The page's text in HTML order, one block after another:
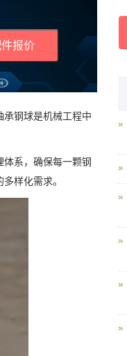
报价
钢球是机械工程中
系，确保每一颗钢
样化需求。